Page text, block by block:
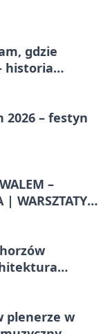
gdzie
historia
2026 – festyn
–
| WARSZTATY
plenerze w